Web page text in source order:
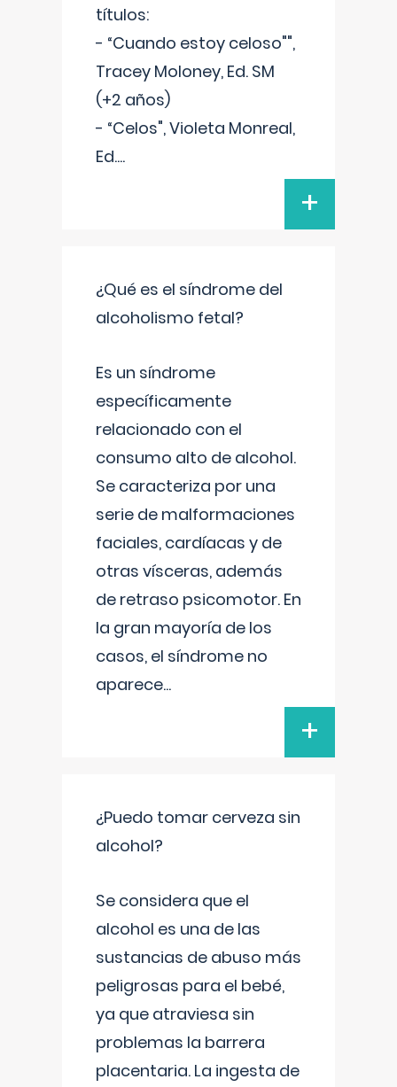
títulos:
- “Cuando estoy celoso"",
Tracey Moloney, Ed. SM
(+2 años)
- “Celos", Violeta Monreal,
Ed....
+
¿Qué es el síndrome del
alcoholismo fetal?
Es un síndrome
específicamente
relacionado con el
consumo alto de alcohol.
Se caracteriza por una
serie de malformaciones
faciales, cardíacas y de
otras vísceras, además
de retraso psicomotor. En
la gran mayoría de los
casos, el síndrome no
aparece...
+
¿Puedo tomar cerveza sin
alcohol?
Se considera que el
alcohol es una de las
sustancias de abuso más
peligrosas para el bebé,
ya que atraviesa sin
problemas la barrera
placentaria. La ingesta de